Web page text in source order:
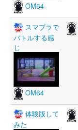
OM64
スマブラで
バトルする感
じ
OM64
体験版して
みた